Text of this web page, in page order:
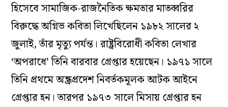
হিসেবে সামাজিক-রাজনৈতিক ক্ষমতার মাতব্বরির
বিরুদ্ধে অগ্নিভ কবিতা লিখেছিলেন ১৯৮২ সালের ২
জুলাই, তাঁর মৃত‌্যু পর্যন্ত। রাষ্ট্রবিরোধী কবিতা লেখার
‘অপরাধে’ তিনি বারবার গ্রেপ্তার হয়েছেন। ১৯৭১ সালে
তিনি প্রথমে অন্ধ্রপ্রদেশ নিবর্তকমূলক আটক আইনে
গ্রেপ্তার হন। তারপর ১৯৭৩ সালে মিসায় গ্রেপ্তার হন